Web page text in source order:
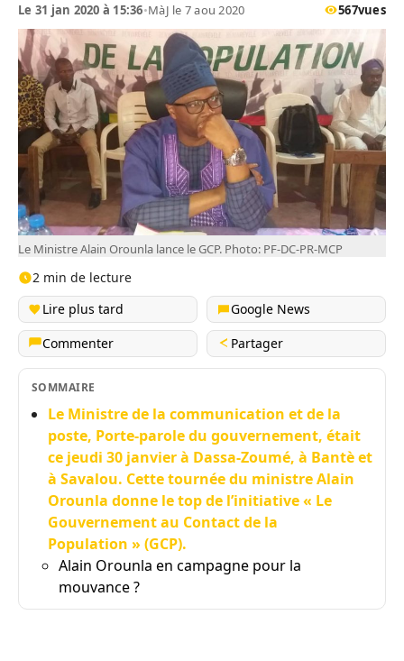
Le 31 jan 2020 à 15:36•MàJ le 7 aou 2020 567vues
Le Ministre Alain Orounla lance le GCP. Photo: PF-DC-PR-MCP
2 min de lecture
Lire plus tard
Google News
Commenter
Partager
SOMMAIRE
Le Ministre de la communication et de la
poste, Porte-parole du gouvernement, était
ce jeudi 30 janvier à Dassa-Zoumé, à Bantè et
à Savalou. Cette tournée du ministre Alain
Orounla donne le top de l’initiative « Le
Gouvernement au Contact de la
Population » (GCP).
Alain Orounla en campagne pour la
mouvance ?